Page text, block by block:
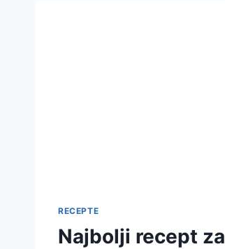
RECEPTE
Najbolji recept za